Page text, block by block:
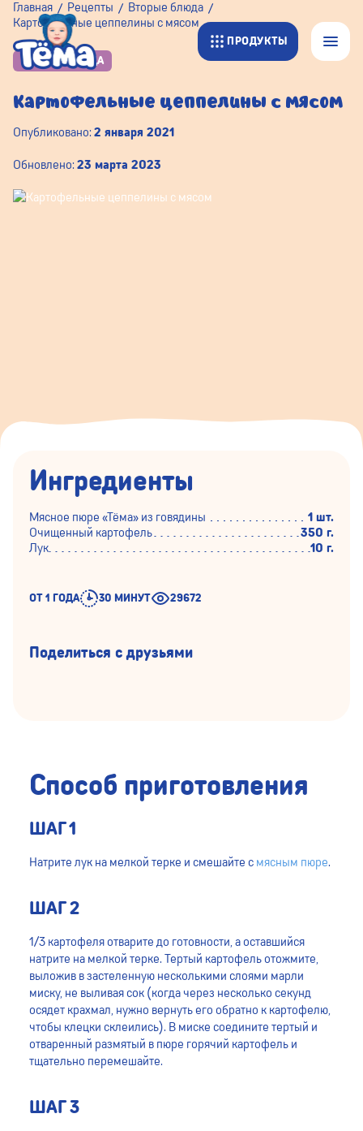
ПРОДУКТЫ
Главная Рецепты
Вторые блюда
Картофельные цеппелины с мясом
ВТОРЫЕ БЛЮДА
Картофельные цеппелины с мясом
Опубликовано:2 января 2021
Обновлено:23 марта 2023
Ингредиенты
Мясное пюре «Тёма» из говядины
1 шт.
Очищенный картофель
350 г.
Лук
10 г.
ОТ 1 ГОДА 30 МИНУТ 29672
Поделиться с друзьями
Способ приготовления
ШАГ 1
Натрите лук на мелкой терке и смешайте смясным пюре.
ШАГ 2
1/3 картофеля отварите до готовности, а оставшийся
натрите на мелкой терке. Тертый картофель отожмите,
выложив в застеленную несколькими слоями марли
миску, не выливая сок (когда через несколько секунд
осядет крахмал, нужно вернуть его обратно к картофелю,
чтобы клецки склеились). В миске соедините тертый и
отваренный размятый в пюре горячий картофель и
тщательно перемешайте.
ШАГ 3